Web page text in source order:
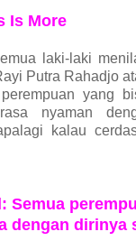
Is More
laki-laki
Putra Rahadjo
yang
nyaman
kalau
Semua
dengan dirinya